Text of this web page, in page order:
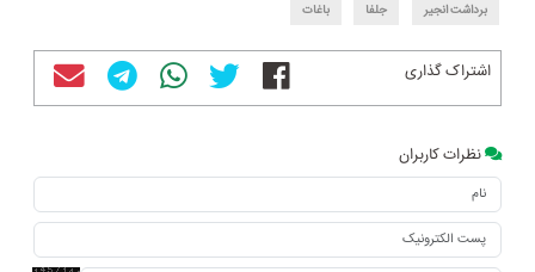
برداشت انجیر جلفا باغات
اشتراک گذاری
نظرات کاربران